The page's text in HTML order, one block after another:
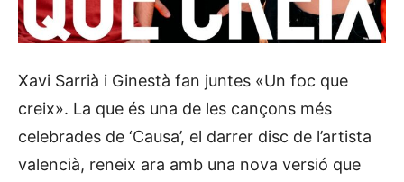
Xavi Sarrià i Ginestà fan juntes «Un foc que
creix». La que és una de les cançons més
celebrades de ‘Causa’, el darrer disc de l’artista
valencià, reneix ara amb una nova versió que